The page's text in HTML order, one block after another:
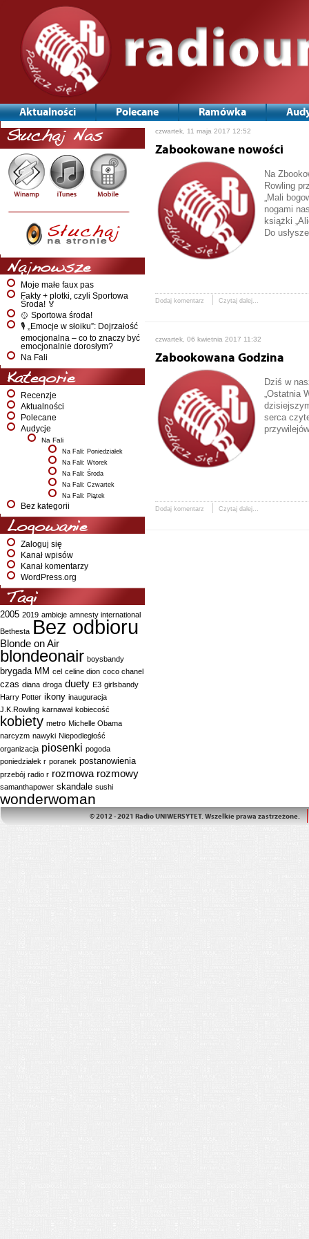
Aktualności Polecane Ramówka
Słuchaj Nas
Najnowsze
Moje małe faux pas
Fakty + plotki, czyli Sportowa
Środa! 🏅
🥎 Sportowa środa!
🎙️ „Emocje w słoiku”: Dojrzałość
emocjonalna – co to znaczy być
emocjonalnie dorosłym?
Na Fali
Kategorie
Recenzje
Aktualności
Polecane
Audycje
Na Fali
Na Fali: Poniedziałek
Na Fali: Wtorek
Na Fali: Środa
Na Fali: Czwartek
Na Fali: Piątek
Bez kategorii
Logowanie
Zaloguj się
Kanał wpisów
Kanał komentarzy
WordPress.org
Tagi
2005 2019 ambicje amnesty international
Bethesta Bez odbioru
Blonde on Air
blondeonair boysbandy
brygada MM cel celine dion coco chanel
czas diana droga duety E3 girlsbandy
Harry Potter ikony inauguracja
J.K.Rowling karnawał kobiecość
kobiety metro Michelle Obama
narcyzm nawyki Niepodległość
organizacja piosenki pogoda
poniedziałek r poranek postanowienia
przebój radio r rozmowa rozmowy
samanthapower skandale sushi
wonderwoman
czwartek, 11 maja 2017 12:52
Zabookowane nowości
Na
Rowling
„Mali
nogami
książki
Do
Dodaj komentarz Czytaj dalej...
czwartek, 06 kwietnia 2017 11:32
Zabookowana Godzina
Dziś w
„Ostatnia
serca
Dodaj komentarz Czytaj dalej...
© 2012 - 2021 Radio UNIWERSYTET. Wszelkie prawa zastrzeżone.